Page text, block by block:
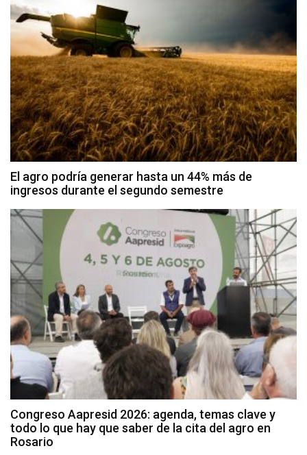
El agro podría generar hasta un 44% más de
ingresos durante el segundo semestre
Congreso Aapresid 2026: agenda, temas clave y
todo lo que hay que saber de la cita del agro en
Rosario